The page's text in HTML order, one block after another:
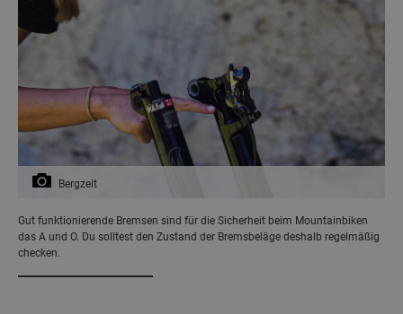
Bergzeit
Gut funktionierende Bremsen sind für die Sicherheit beim Mountainbiken
das A und O. Du solltest den Zustand der Bremsbeläge deshalb regelmäßig
checken.